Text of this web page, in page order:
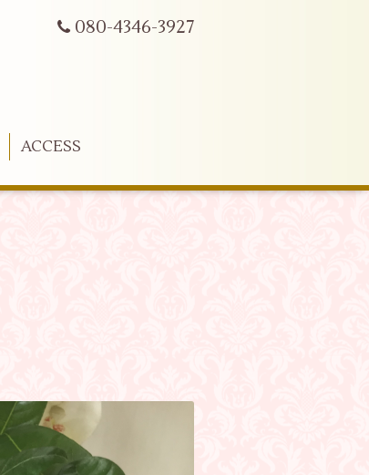
080-4346-3927
ACCESS